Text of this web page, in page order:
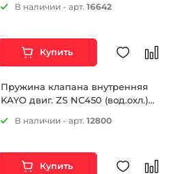
В наличии - арт.16642
Купить
Пружина клапана внутренняя
KAYO двиг. ZS NC450 (вод.охл.)
В наличии - арт.12800
Купить